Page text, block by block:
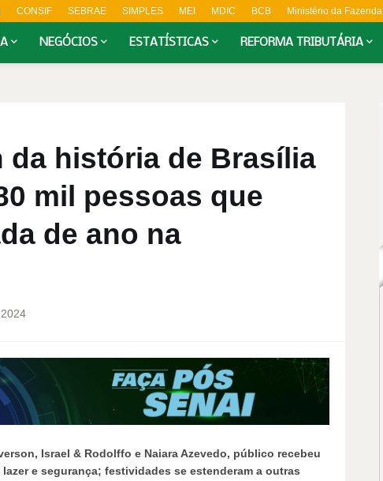
CONSIF SEBRAE SIMPLES MEI MDIC BCB Ministério da Fazenda
NEGÓCIOS ESTATÍSTICAS REFORMA TRIBUTÁRIA
da história de Brasília
mil pessoas que
de ano na
Israel & Rodolffo e Naiara Azevedo, público recebeu
e segurança; festividades se estenderam a outras